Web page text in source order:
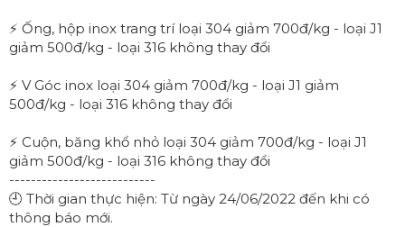
⚡ Ống, hộp inox trang trí loại 304 giảm 700đ/kg - loại J1
giảm 500đ/kg - loại 316 không thay đổi
⚡ V Góc inox loại 304 giảm 700đ/kg - loại J1 giảm
500đ/kg - loại 316 không thay đổi
⚡ Cuộn, băng khổ nhỏ loại 304 giảm 700đ/kg - loại J1
giảm 500đ/kg - loại 316 không thay đổi
---------------------------
🕘 Thời gian thực hiện: Từ ngày 24/06/2022 đến khi có
thông báo mới.